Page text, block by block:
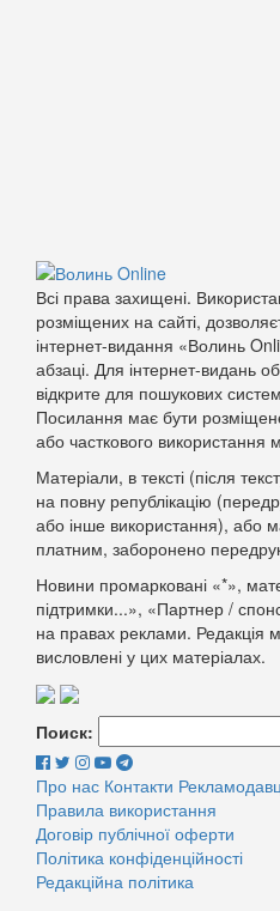
Всі права захищені.
розміщених на сайті,
інтернет-видання «Волинь
абзаці. Для інтернет-видань
відкрите для пошукових
Посилання має бути
або часткового використання
Матеріали, в тексті (після
на повну републікацію
або інше використання), або
платним, заборонено
Новини промарковані «*»,
підтримки...», «Партнер /
на правах реклами. Редакція
висловлені у цих матеріалах.
Поиск:
Про нас Контакти
Правила використання
Договір публічної оферти
Політика конфіденційності
Редакційна політика